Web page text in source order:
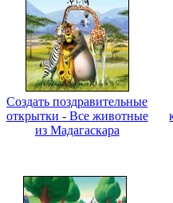
Создать поздравительные
открытки - Все животные
из Мадагаскара